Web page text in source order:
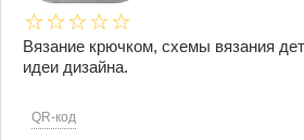
Вязание крючком, схемы вязания
идеи дизайна.
QR-код